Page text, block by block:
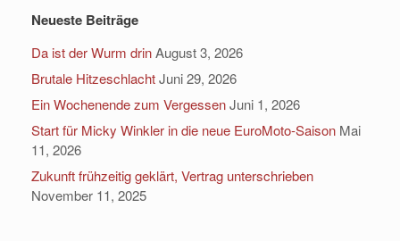
Neueste Beiträge
Da ist der Wurm drinAugust 3, 2026
Brutale HitzeschlachtJuni 29, 2026
Ein Wochenende zum VergessenJuni 1, 2026
Start für Micky Winkler in die neue EuroMoto-Saison Mai
11, 2026
Zukunft frühzeitig geklärt, Vertrag unterschrieben
November 11, 2025